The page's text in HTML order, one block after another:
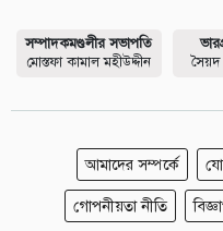
সম্পাদকমণ্ডলীর সভাপতি
মোস্তফা কামাল মহীউদ্দীন
সৈয়দ
আমাদের সম্পর্কে
গোপনীয়তা নীতি